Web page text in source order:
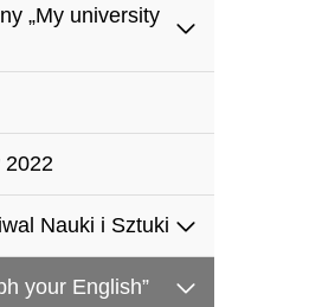
„My university
2022
Nauki i Sztuki
your English”